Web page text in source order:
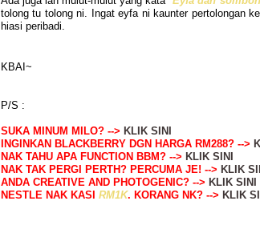
tolong tu tolong ni. Ingat eyfa ni kaunter pertolongan
hiasi peribadi.
KBAI~
P/S :
SUKA MINUM MILO? --> KLIK SINI
INGINKAN BLACKBERRY DGN HARGA RM288? -->
NAK TAHU APA FUNCTION BBM? --> KLIK SINI
NAK TAK PERGI PERTH? PERCUMA JE! --> KLIK
ANDA CREATIVE AND PHOTOGENIC? --> KLIK SINI
NESTLE NAK KASI RM1K. KORANG NK? --> KLIK